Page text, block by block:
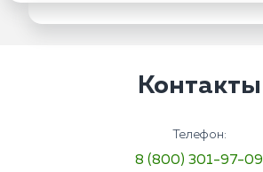
Контакты
Телефон:
8 (800) 301-97-09